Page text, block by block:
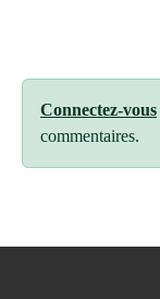
Connectez-vous
commentaires.